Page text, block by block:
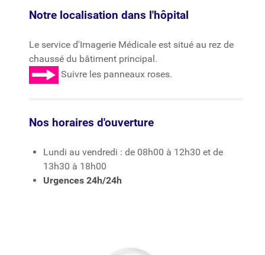
Notre localisation dans l'hôpital
Le service d'Imagerie Médicale est situé au rez de
chaussé du bâtiment principal.
Suivre les panneaux roses.
Nos horaires d'ouverture
Lundi au vendredi : de 08h00 à 12h30 et de
13h30 à 18h00
Urgences 24h/24h